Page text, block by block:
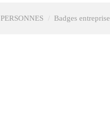
Badges entreprise